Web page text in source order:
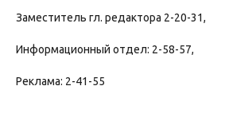
Заместитель гл. редактора 2-20-31,
Информационный отдел: 2-58-57,
Реклама: 2-41-55